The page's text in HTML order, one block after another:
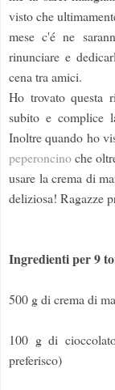
visto che
mese c'é ne
rinunciare e
cena tra amici.
Ho trovato questa
subito e complice
Inoltre quando ho
peperoncinoche
usare la crema di
deliziosa! Ragazze
Ingredienti per 9
500 g di crema di
100 g di
preferisco)